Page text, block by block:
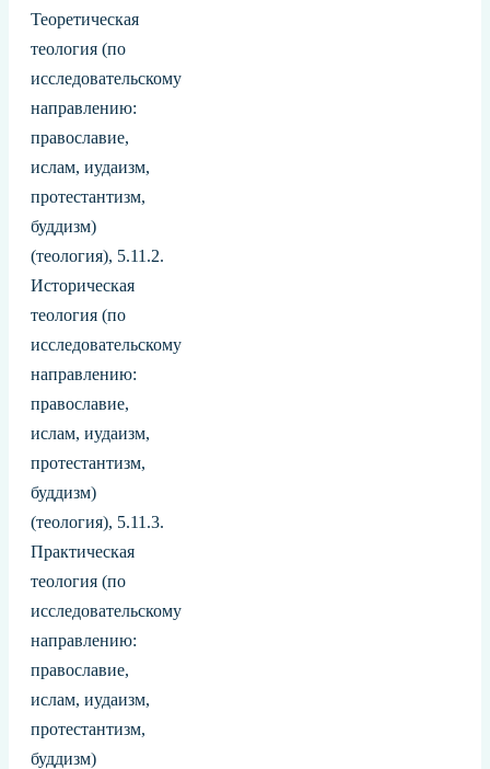
Теоретическая
теология (по
исследовательскому
направлению:
православие,
ислам, иудаизм,
протестантизм,
буддизм)
(теология), 5.11.2.
Историческая
теология (по
исследовательскому
направлению:
православие,
ислам, иудаизм,
протестантизм,
буддизм)
(теология), 5.11.3.
Практическая
теология (по
исследовательскому
направлению:
православие,
ислам, иудаизм,
протестантизм,
буддизм)